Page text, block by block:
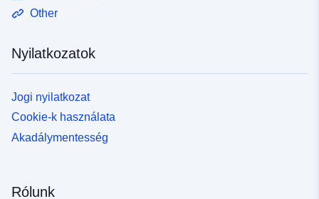
Other
Nyilatkozatok
Jogi nyilatkozat
Cookie-k használata
Akadálymentesség
Rólunk